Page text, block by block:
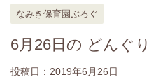
なみき保育園ぶろぐ
6月26日の どんぐ
投稿日： 2019年6月26日